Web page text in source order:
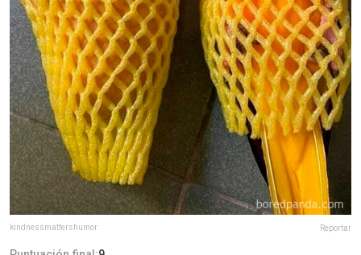
kindnessmattershumor Reportar